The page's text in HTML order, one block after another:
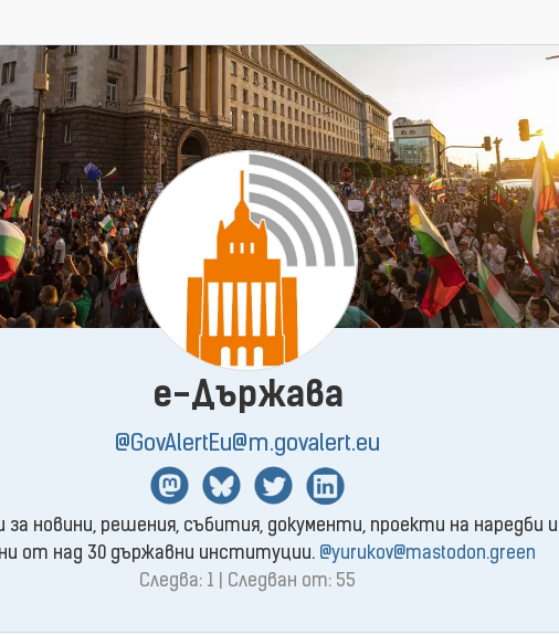
e-Държава
@GovAlertEu@m.govalert.eu
MastodonBlueSkyTwitterLinkedin
за новини, решения, събития, документи, проекти на наредби и
от над 30 държавни институции. @yurukov@mastodon.green
Следва: 1 | Следван от: 55